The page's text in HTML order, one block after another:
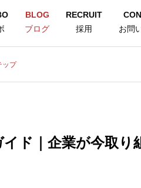
BLOG
ブログ
RECRUIT
採用 お問
ップ
ド｜企業が今取り